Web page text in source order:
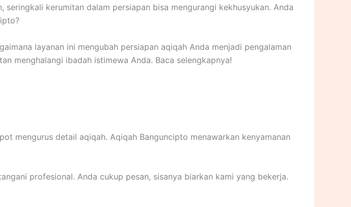
kerumitan dalam persiapan bisa mengurangi kekhusyukan. Anda
layanan ini mengubah persiapan aqiqah Anda menjadi pengalaman
menghalangi ibadah istimewa Anda. Baca selengkapnya!
mengurus detail aqiqah. Aqiqah Banguncipto menawarkan kenyamanan
profesional. Anda cukup pesan, sisanya biarkan kami yang bekerja.